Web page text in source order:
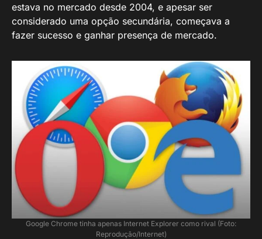
estava no mercado desde 2004, e apesar ser
considerado uma opção secundária, começava a
fazer sucesso e ganhar presença de mercado.
Google Chrome tinha apenas Internet Explorer como rival (Foto:
Reprodução/Internet)